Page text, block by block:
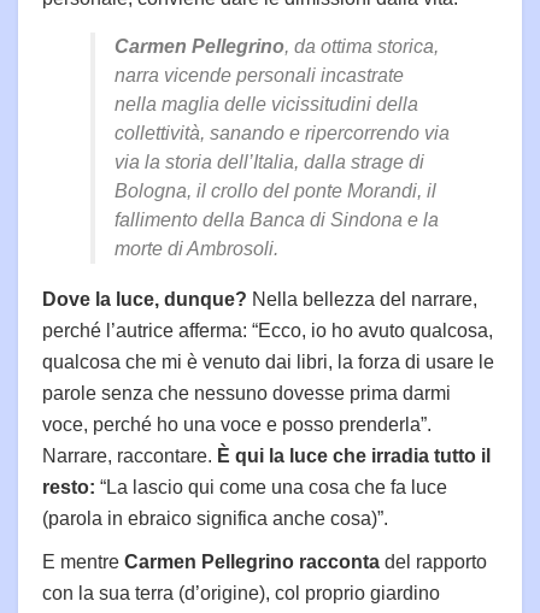
Carmen Pellegrino, da ottima storica,
narra vicende personali incastrate
nella maglia delle vicissitudini della
collettività, sanando e ripercorrendo via
via la storia dell’Italia, dalla strage di
Bologna, il crollo del ponte Morandi, il
fallimento della Banca di Sindona e la
morte di Ambrosoli.
Dove la luce, dunque? Nella bellezza del narrare,
perché l’autrice afferma: “Ecco, io ho avuto qualcosa,
qualcosa che mi è venuto dai libri, la forza di usare le
parole senza che nessuno dovesse prima darmi
voce, perché ho una voce e posso prenderla”.
Narrare, raccontare. È qui la luce che irradia tutto il
resto: “La lascio qui come una cosa che fa luce
(parola in ebraico significa anche cosa)”.
E mentre Carmen Pellegrino racconta del rapporto
con la sua terra (d’origine), col proprio giardino